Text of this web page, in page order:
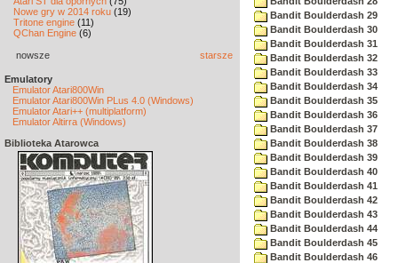
Nowe gry w 2014 roku (19)
Tritone engine (11)
QChan Engine (6)
nowsze starsze
Emulatory
Emulator Atari800Win
Emulator Atari800Win PLus 4.0 (Windows)
Emulator Atari++ (multiplatform)
Emulator Altirra (Windows)
Biblioteka Atarowca
Bandit Boulderdash 29
Bandit Boulderdash 30
Bandit Boulderdash 31
Bandit Boulderdash 32
Bandit Boulderdash 33
Bandit Boulderdash 34
Bandit Boulderdash 35
Bandit Boulderdash 36
Bandit Boulderdash 37
Bandit Boulderdash 38
Bandit Boulderdash 39
Bandit Boulderdash 40
Bandit Boulderdash 41
Bandit Boulderdash 42
Bandit Boulderdash 43
Bandit Boulderdash 44
Bandit Boulderdash 45
Bandit Boulderdash 46